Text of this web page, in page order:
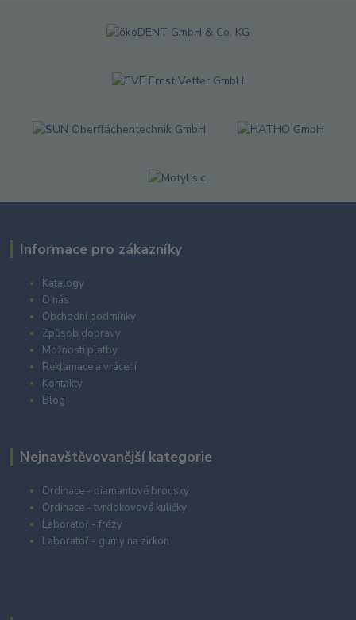
Informace pro zákazníky
Katalogy
O nás
Obchodní podmínky
Způsob dopravy
Možnosti platby
Reklamace a vrácení
Kontakty
Blog
Nejnavštěvovanější kategorie
Ordinace - diamantové brousky
Ordinace - tvrdokovové kuličky
Laboratoř - frézy
Laboratoř - gumy na zirkon